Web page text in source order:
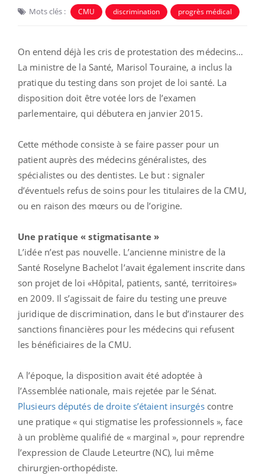
Mots clés : CMU discrimination progrès médical
On entend déjà les cris de protestation des médecins…
La ministre de la Santé, Marisol Touraine, a inclus la
pratique du testing dans son projet de loi santé. La
disposition doit être votée lors de l’examen
parlementaire, qui débutera en janvier 2015.
Cette méthode consiste à se faire passer pour un
patient auprès des médecins généralistes, des
spécialistes ou des dentistes. Le but : signaler
d’éventuels refus de soins pour les titulaires de la CMU,
ou en raison des mœurs ou de l’origine.
Une pratique « stigmatisante »
L’idée n’est pas nouvelle. L’ancienne ministre de la
Santé Roselyne Bachelot l’avait également inscrite dans
son projet de loi «Hôpital, patients, santé, territoires»
en 2009. Il s’agissait de faire du testing une preuve
juridique de discrimination, dans le but d’instaurer des
sanctions financières pour les médecins qui refusent
les bénéficiaires de la CMU.
A l’époque, la disposition avait été adoptée à
l’Assemblée nationale, mais rejetée par le Sénat.
Plusieurs députés de droite s’étaient insurgéscontre
une pratique « qui stigmatise les professionnels », face
à un problème qualifié de « marginal », pour reprendre
l’expression de Claude Leteurtre (NC), lui même
chirurgien-orthopédiste.